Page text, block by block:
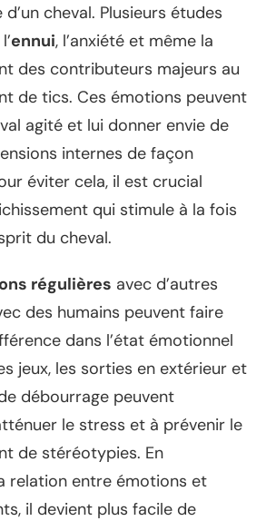
cheval. Plusieurs études
ennui, l’anxiété et même la
des contributeurs majeurs au
de tics. Ces émotions peuvent
agité et lui donner envie de
internes de façon
éviter cela, il est crucial
qui stimule à la fois
du cheval.
régulières avec d’autres
des humains peuvent faire
dans l’état émotionnel
jeux, les sorties en extérieur et
débourrage peuvent
le stress et à prévenir le
de stéréotypies. En
relation entre émotions et
il devient plus facile de